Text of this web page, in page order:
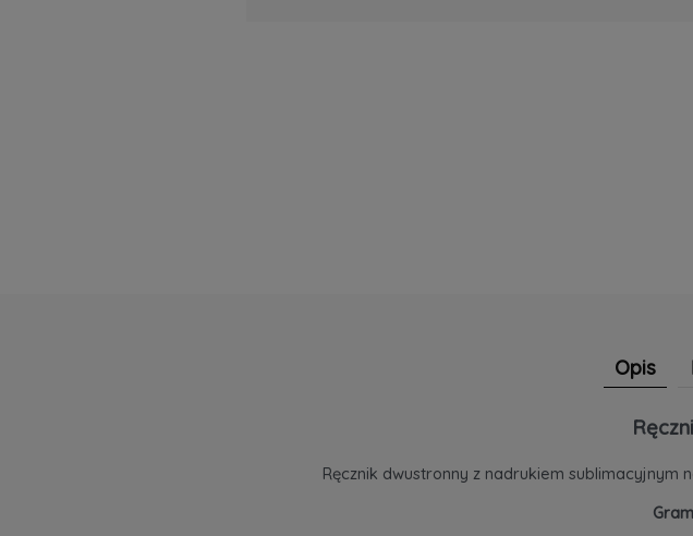
Opis
Ręcznik dwustronny z nadrukiem sublimacyjnym